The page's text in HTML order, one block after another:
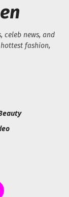
celeb news, and
fashion,